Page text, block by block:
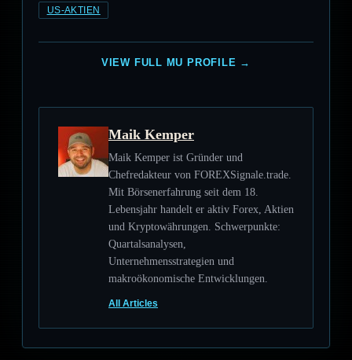
US-AKTIEN
VIEW FULL MU PROFILE →
Maik Kemper
Maik Kemper ist Gründer und
Chefredakteur von FOREXSignale.trade.
Mit Börsenerfahrung seit dem 18.
Lebensjahr handelt er aktiv Forex, Aktien
und Kryptowährungen. Schwerpunkte:
Quartalsanalysen,
Unternehmensstrategien und
makroökonomische Entwicklungen.
All Articles